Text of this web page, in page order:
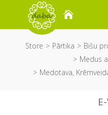
Store Pārtika Bišu
Medus
Medotava,